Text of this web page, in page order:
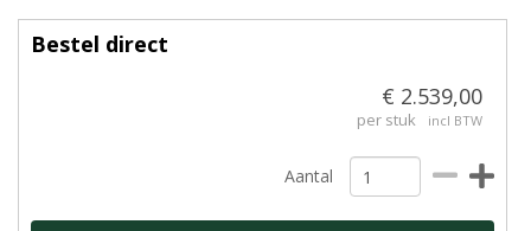
Bestel direct
€ 2.539,00
per stuk incl BTW
Aantal